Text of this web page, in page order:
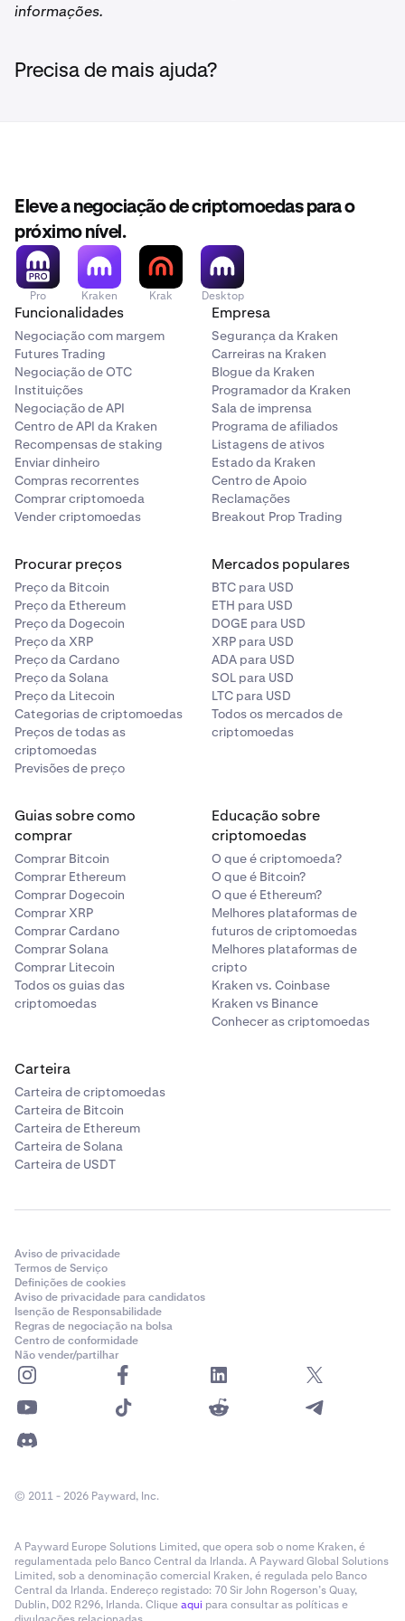
Para abrir uma posição à vista com margem, tem de
Nova Ordem.
negociados usando margem.
determinadas limitações e a determinados critérios de
elegibilidade.
informações.
Precisa de mais ajuda?
Eleve a negociação de criptomoedas para o
próximo nível.
Pro Kraken Krak Desktop
Funcionalidades
Negociação com margem
Futures Trading
Negociação de OTC
Instituições
Negociação de API
Centro de API da Kraken
Recompensas de staking
Enviar dinheiro
Compras recorrentes
Comprar criptomoeda
Vender criptomoedas
Empresa
Segurança da Kraken
Carreiras na Kraken
Blogue da Kraken
Programador da Kraken
Sala de imprensa
Programa de afiliados
Listagens de ativos
Estado da Kraken
Centro de Apoio
Reclamações
Breakout Prop Trading
Procurar preços
Preço da Bitcoin
Preço da Ethereum
Preço da Dogecoin
Preço da XRP
Preço da Cardano
Preço da Solana
Preço da Litecoin
Categorias de criptomoedas
Preços de todas as
criptomoedas
Previsões de preço
Mercados populares
BTC para USD
ETH para USD
DOGE para USD
XRP para USD
ADA para USD
SOL para USD
LTC para USD
Todos os mercados de
criptomoedas
Guias sobre como
comprar
Comprar Bitcoin
Comprar Ethereum
Comprar Dogecoin
Comprar XRP
Comprar Cardano
Comprar Solana
Comprar Litecoin
Todos os guias das
criptomoedas
Educação sobre
criptomoedas
O que é criptomoeda?
O que é Bitcoin?
O que é Ethereum?
Melhores plataformas de
futuros de criptomoedas
Melhores plataformas de
cripto
Kraken vs. Coinbase
Kraken vs Binance
Conhecer as criptomoedas
Carteira
Carteira de criptomoedas
Carteira de Bitcoin
Carteira de Ethereum
Carteira de Solana
Carteira de USDT
Aviso de privacidade
Termos de Serviço
Definições de cookies
Aviso de privacidade para candidatos
Isenção de Responsabilidade
Regras de negociação na bolsa
Centro de conformidade
Não vender/partilhar
© 2011 - 2026 Payward, Inc.
A Payward Europe Solutions Limited, que opera sob o nome Kraken, é
regulamentada pelo Banco Central da Irlanda. A Payward Global Solutions
Limited, sob a denominação comercial Kraken, é regulada pelo Banco
Central da Irlanda. Endereço registado: 70 Sir John Rogerson’s Quay,
Dublin, D02 R296, Irlanda. Cliqueaqui para consultar as políticas e